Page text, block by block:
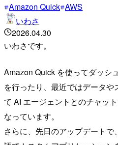
Amazon Quick AWS
いわさ
2026.04.30
いわさです。
Amazon Quick を使ってダッシ
を行ったり、最近ではデータ
て AI エージェントとのチャッ
なっています。
さらに、先日のアップデート